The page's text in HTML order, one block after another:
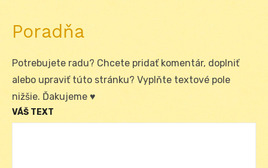
Poradňa
Potrebujete radu? Chcete pridať komentár, doplniť
alebo upraviť túto stránku? Vyplňte textové pole
nižšie. Ďakujeme ♥
VÁŠ TEXT